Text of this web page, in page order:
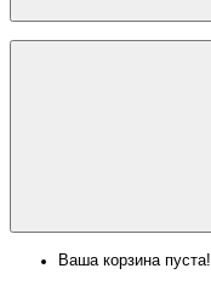
Ваша корзина пуста!